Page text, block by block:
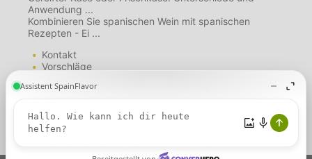
Anwendung ...
Kombinieren Sie spanischen Wein mit spanischen
Rezepten - Ei ...
Kontakt
Vorschläge
Über uns
Datenschutzbestimmungen
Cookie-Richtlinie
Cookies. Wenn Sie diese Seite
weiterhin nutzen, gehen wir davon
aus, dass Sie unserer Verwendung